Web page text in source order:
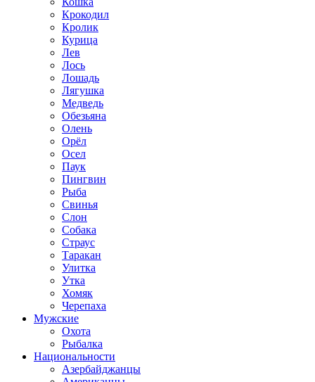
Крокодил
Кролик
Курица
Лев
Лось
Лошадь
Лягушка
Медведь
Обезьяна
Олень
Орёл
Осел
Паук
Пингвин
Рыба
Свинья
Слон
Собака
Страус
Таракан
Улитка
Утка
Хомяк
Черепаха
Мужские
Охота
Рыбалка
Национальности
Азербайджанцы